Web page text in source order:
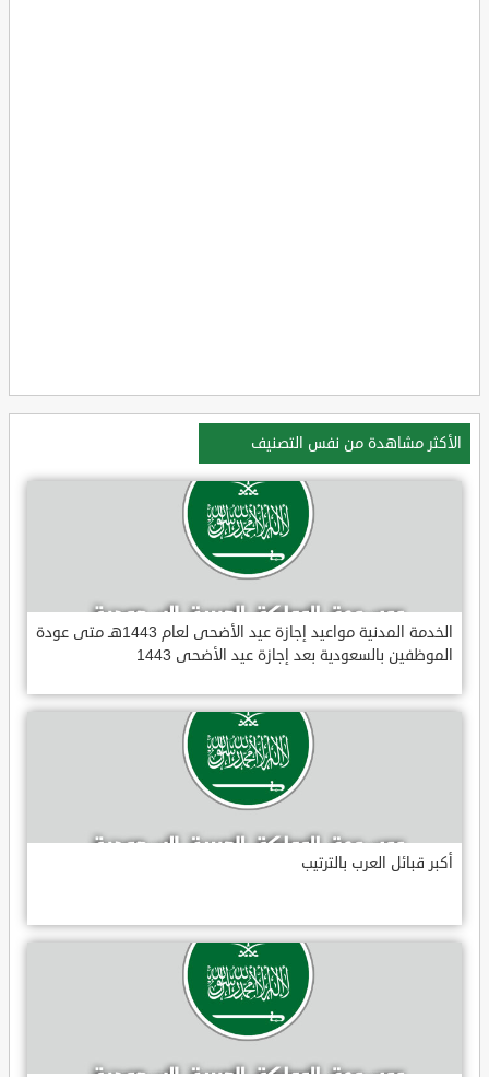
الأكثر مشاهدة من نفس التصنيف
الخدمة المدنية مواعيد إجازة عيد الأضحى لعام 1443هـ متى عودة
الموظفين بالسعودية بعد إجازة عيد الأضحى 1443
أكبر قبائل العرب بالترتيب